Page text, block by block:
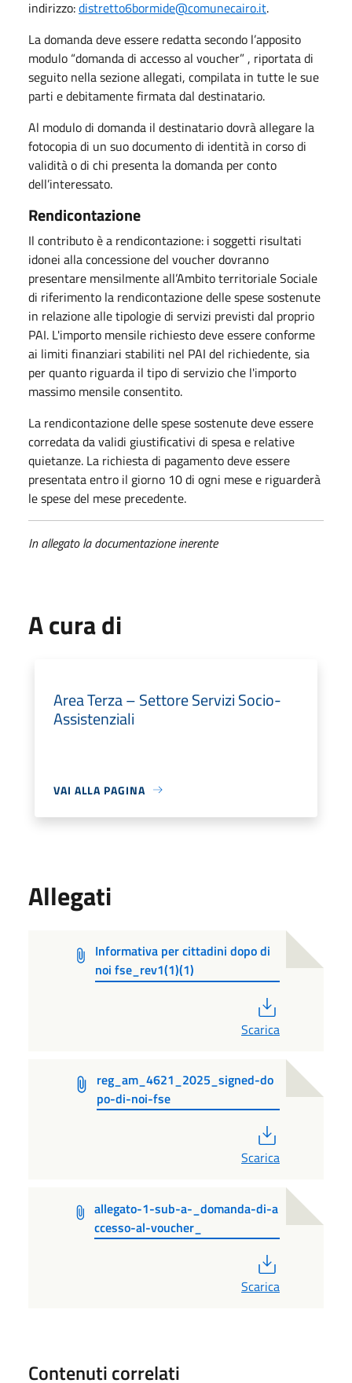
indirizzo:distretto6bormide@comunecairo.it.
La domanda deve essere redatta secondo l’apposito
modulo “domanda di accesso al voucher” , riportata di
seguito nella sezione allegati, compilata in tutte le sue
parti e debitamente firmata dal destinatario.
Al modulo di domanda il destinatario dovrà allegare la
fotocopia di un suo documento di identità in corso di
validità o di chi presenta la domanda per conto
dell’interessato.
Rendicontazione
Il contributo è a rendicontazione: i soggetti risultati
idonei alla concessione del voucher dovranno
presentare mensilmente all’Ambito territoriale Sociale
di riferimento la rendicontazione delle spese sostenute
in relazione alle tipologie di servizi previsti dal proprio
PAI. L'importo mensile richiesto deve essere conforme
ai limiti finanziari stabiliti nel PAI del richiedente, sia
per quanto riguarda il tipo di servizio che l'importo
massimo mensile consentito.
La rendicontazione delle spese sostenute deve essere
corredata da validi giustificativi di spesa e relative
quietanze. La richiesta di pagamento deve essere
presentata entro il giorno 10 di ogni mese e riguarderà
le spese del mese precedente.
In allegato la documentazione inerente
A cura di
Area Terza – Settore Servizi Socio-
Assistenziali
VAI ALLA PAGINA
Allegati
Informativa per cittadini dopo di
noi fse_rev1(1)(1)
Scarica
reg_am_4621_2025_signed-do
po-di-noi-fse
Scarica
allegato-1-sub-a-_domanda-di-a
ccesso-al-voucher_
Scarica
Contenuti correlati